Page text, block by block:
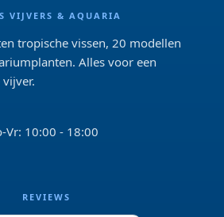
VIJVERS & AQUARIA
tropische vissen, 20 modellen
Alles voor een
Vr: 10:00 - 18:00
REVIEWS